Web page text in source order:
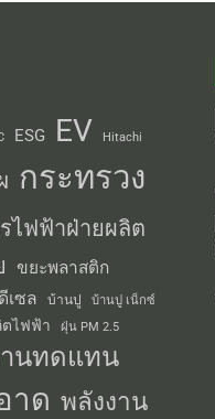
ESG EV Hitachi
กระทรวง
ไฟฟ้าฝ่ายผลิต
ขยะพลาสติก
เซล บ้านปู บ้านปู เน็กซ์
ตไฟฟ้า ฝุ่น PM 2.5
นทดแทน
าด พลังงาน